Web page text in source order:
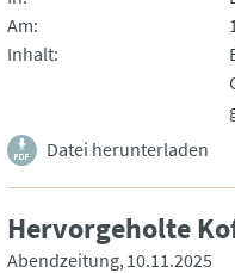
Am
Inhalt
Datei herunterladen
Hervorgeholte
Abendzeitung 10.11.2025